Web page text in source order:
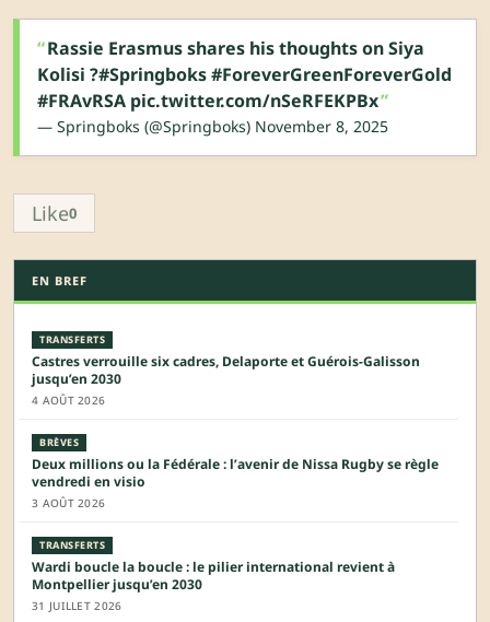
Rassie Erasmus shares his thoughts on Siya
Kolisi ?#Springboks#ForeverGreenForeverGold
#FRAvRSA pic.twitter.com/nSeRFEKPBx
— Springboks (@Springboks) November 8, 2025
Like0
EN BREF
TRANSFERTS
Castres verrouille six cadres, Delaporte et Guérois-Galisson
jusqu’en 2030
4 AOÛT 2026
BRÈVES
Deux millions ou la Fédérale : l’avenir de Nissa Rugby se règle
vendredi en visio
3 AOÛT 2026
TRANSFERTS
Wardi boucle la boucle : le pilier international revient à
Montpellier jusqu’en 2030
31 JUILLET 2026